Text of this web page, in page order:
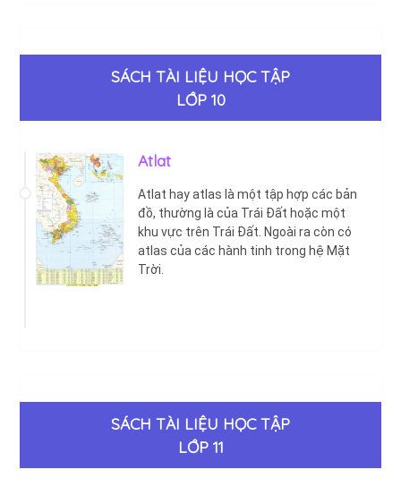
SÁCH TÀI LIỆU HỌC TẬP
LỚP 10
Atlat
Atlat hay atlas là một tập hợp các bản
đồ, thường là của Trái Đất hoặc một
khu vực trên Trái Đất. Ngoài ra còn có
atlas của các hành tinh trong hệ Mặt
Trời.
SÁCH TÀI LIỆU HỌC TẬP
LỚP 11